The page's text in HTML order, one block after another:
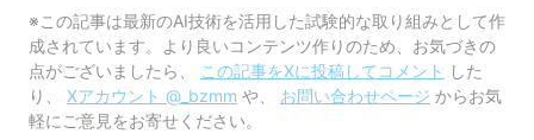
※この記事は最新のAI技術を活用した試験的な取り組みとして作
成されています。より良いコンテンツ作りのため、お気づきの
点がございましたら、
この記事をXに投稿してコメント した
り、
Xアカウント @_bzmm や、 お問い合わせページ からお気
軽にご意見をお寄せください。